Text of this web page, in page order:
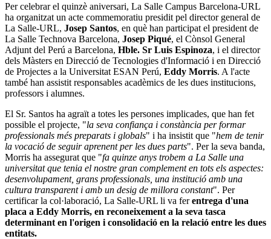
Per celebrar el quinzè aniversari, La Salle Campus Barcelona-URL
ha organitzat un acte commemoratiu presidit pel director general de
La Salle-URL, Josep Santos, en què han participat el president de
La Salle Technova Barcelona, Josep Piqué, el Cònsol General
Adjunt del Perú a Barcelona, Hble. Sr Luis Espinoza, i el director
dels Màsters en Direcció de Tecnologies d'Informació i en Direcció
de Projectes a la Universitat ESAN Perú, Eddy Morris. A l'acte
també han assistit responsables acadèmics de les dues institucions,
professors i alumnes.
El Sr. Santos ha agraït a totes les persones implicades, que han fet
possible el projecte, "la seva confiança i constància per formar
professionals més preparats i globals" i ha insistit que "hem de tenir
la vocació de seguir aprenent per les dues parts". Per la seva banda,
Morris ha assegurat que "fa quinze anys trobem a La Salle una
universitat que tenia el nostre gran complement en tots els aspectes:
desenvolupament, grans professionals, una institució amb una
cultura transparent i amb un desig de millora constant". Per
certificar la col·laboració, La Salle-URL li va ferentrega d'una
placa a Eddy Morris, en reconeixement a la seva tasca
determinant en l'origen i consolidació en la relació entre les dues
entitats.